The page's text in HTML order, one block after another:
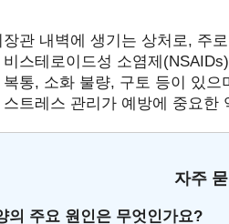
관 내벽에 생기는 상처로, 주
스테로이드성 소염제
통, 소화 불량, 구토 등이 있
트레스 관리가 예방에 중요
자주
의 주요 원인은 무엇인가요?